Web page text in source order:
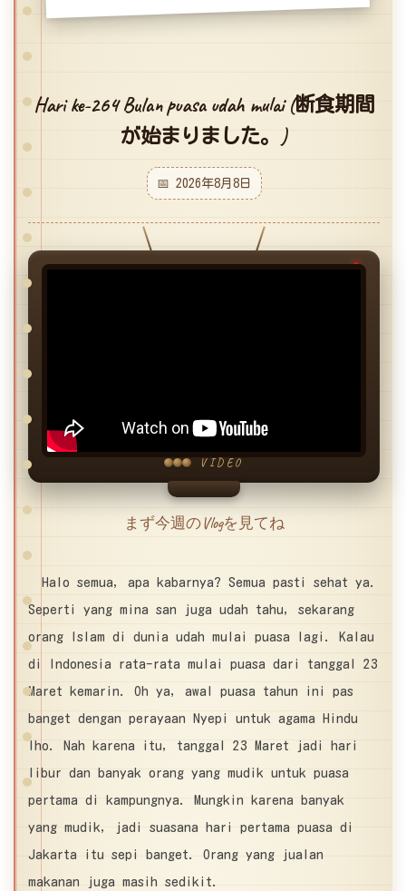
Hari ke-264 Bulan puasa udah mulai (断食期間
が始まりました。)
📅 2026年8月8日
VIDEO
まず今週のVlogを見てね
Halo semua, apa kabarnya? Semua pasti sehat ya.
Seperti yang mina san juga udah tahu, sekarang
orang Islam di dunia udah mulai puasa lagi. Kalau
di Indonesia rata-rata mulai puasa dari tanggal 23
Maret kemarin. Oh ya, awal puasa tahun ini pas
banget dengan perayaan Nyepi untuk agama Hindu
lho. Nah karena itu, tanggal 23 Maret jadi hari
libur dan banyak orang yang mudik untuk puasa
pertama di kampungnya. Mungkin karena banyak
yang mudik, jadi suasana hari pertama puasa di
Jakarta itu sepi banget. Orang yang jualan
makanan juga masih sedikit.